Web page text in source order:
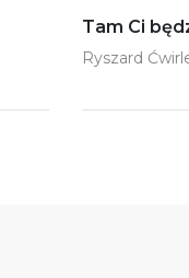
Tam Ci
Ryszard